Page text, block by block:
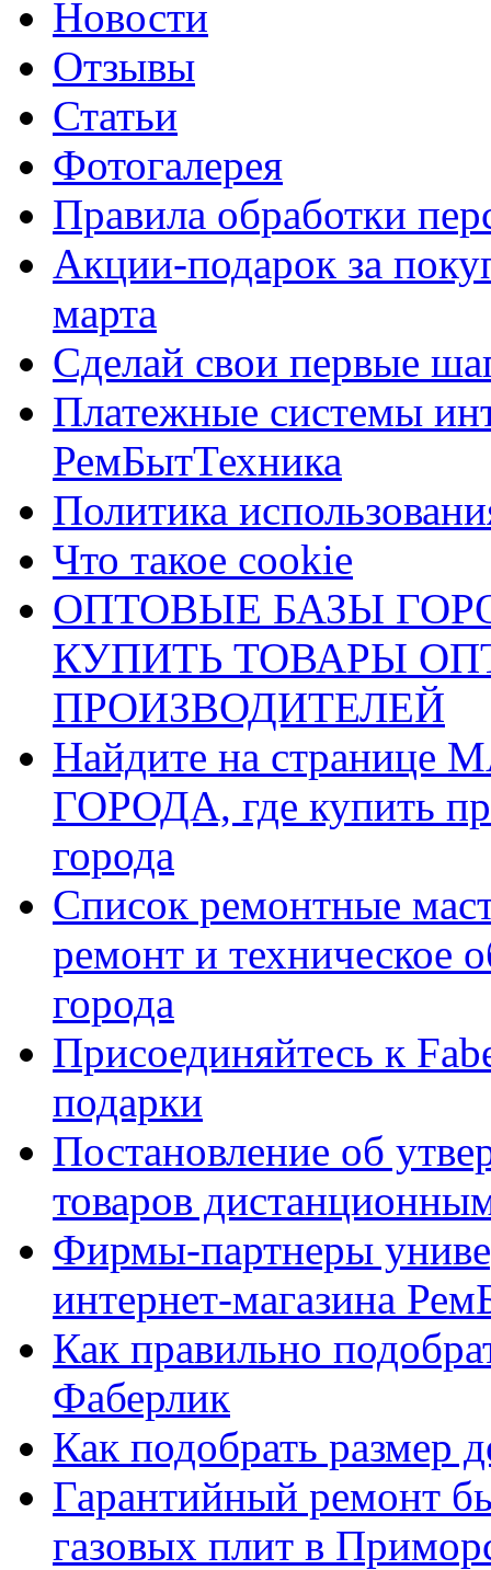
Новости
Отзывы
Статьи
Фотогалерея
Правила обработки
Акции-подарок за
марта
Сделай свои первые
Платежные системы
РемБытТехника
Политика
Что такое cookie
ОПТОВЫЕ БАЗЫ
КУПИТЬ ТОВАРЫ
ПРОИЗВОДИТЕЛЕЙ
Найдите на
ГОРОДА, где купить
города
Список ремонтные
ремонт и техническое
города
Присоединяйтесь к
подарки
Постановление об
товаров
Фирмы-партнеры
интернет-магазина
Как правильно
Фаберлик
Как подобрать размер
Гарантийный ремонт
газовых плит в